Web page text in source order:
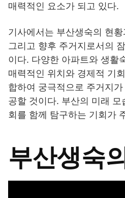
매력적인 요소가 되고 있다.
기사에서는 부산생숙의 현
그리고 향후 주거지로서의
이다. 다양한 아파트와 생활
매력적인 위치와 경제적 기
합하여 궁극적으로 주거지
공할 것이다. 부산의 미래 모
회를 함께 탐구하는 기회가
부산생숙